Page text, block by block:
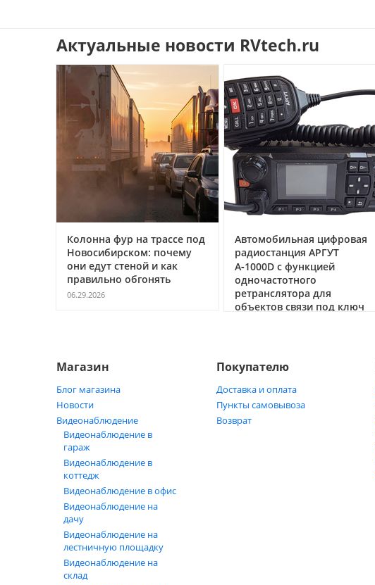
Актуальные новости RVtech.ru
Колонна фур на трассе под
Новосибирском: почему
они едут стеной и как
правильно обгонять
06.29.2026
Автомобильная цифровая
радиостанция АРГУТ
А‑1000D с функцией
одночастотного
ретранслятора для
объектов связи под ключ
Магазин
Блог магазина
Новости
Видеонаблюдение
Видеонаблюдение в
гараж
Видеонаблюдение в
коттедж
Видеонаблюдение в офис
Видеонаблюдение на
дачу
Видеонаблюдение на
лестничную площадку
Видеонаблюдение на
склад
Покупателю
Доставка и оплата
Пункты самовывоза
Возврат